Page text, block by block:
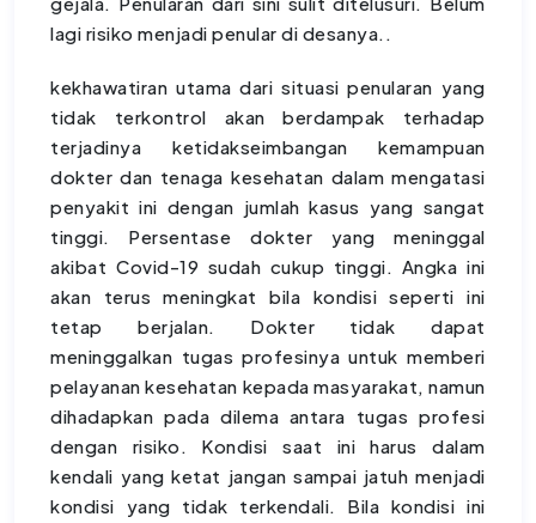
lagi risiko menjadi penular di desanya..
kekhawatiran utama dari situasi penularan yang
tidak terkontrol akan berdampak terhadap
terjadinya ketidakseimbangan kemampuan
dokter dan tenaga kesehatan dalam mengatasi
penyakit ini dengan jumlah kasus yang sangat
tinggi. Persentase dokter yang meninggal
akibat Covid-19 sudah cukup tinggi. Angka ini
akan terus meningkat bila kondisi seperti ini
tetap berjalan. Dokter tidak dapat
meninggalkan tugas profesinya untuk memberi
pelayanan kesehatan kepada masyarakat, namun
dihadapkan pada dilema antara tugas profesi
dengan risiko. Kondisi saat ini harus dalam
kendali yang ketat jangan sampai jatuh menjadi
kondisi yang tidak terkendali. Bila kondisi ini